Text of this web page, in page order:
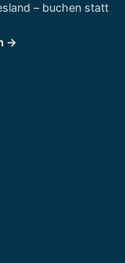
– buchen statt
→